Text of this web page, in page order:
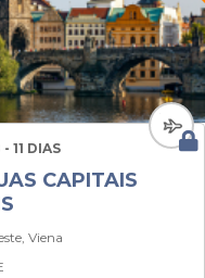
11 DIAS
CAPITAIS
Viena